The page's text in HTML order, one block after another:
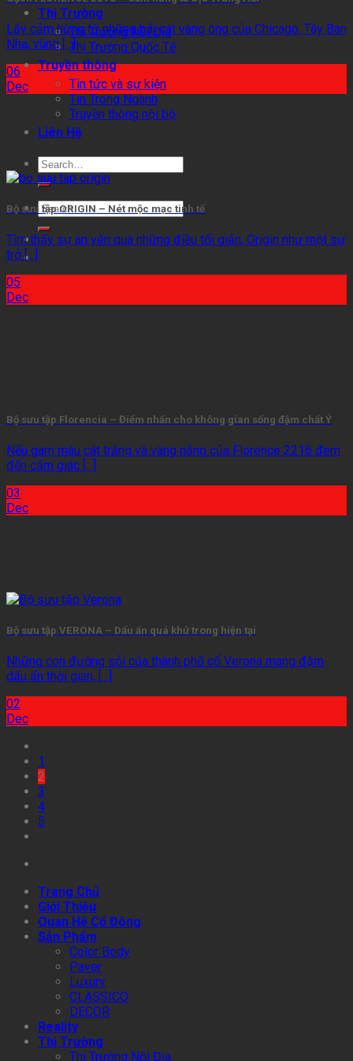
Thị Trường
Thị Trường Nội Địa
Thị Trường Quốc Tế
Truyền thông
Tin tức và sự kiện
Tin Trong Ngành
Truyền thông nội bộ
Liên Hệ
Search
for:
Search
for:
Lấy cảm hứng từ những bãi cát vàng óng của Chicago, Tây Ban
Nha, vùng [...]
06
Dec
Bộ sưu tập ORIGIN – Nét mộc mạc tinh tế
Tìm thấy sự an yên qua những điều tối giản, Origin như một sự
trở [...]
05
Dec
Bộ sưu tập Florencia – Điểm nhấn cho không gian sống đậm chất Ý
Nếu gam màu cát trắng và vàng nắng của Florence 2216 đem
đến cảm giác [...]
03
Dec
Bộ sưu tập VERONA – Dấu ấn quá khứ trong hiện tại
Những con đường sỏi của thành phố cổ Verona mang đậm
dấu ấn thời gian, [...]
02
Dec
1
2
3
4
5
Trang Chủ
Giới Thiệu
Quan Hệ Cổ Đông
Sản Phẩm
Color Body
Paver
Luxury
CLASSICO
DECOR
Reality
Thị Trường
Thị Trường Nội Địa